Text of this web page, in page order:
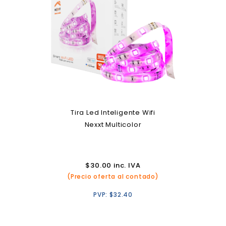
Tira Led Inteligente Wifi
Nexxt Multicolor
$30.00 inc. IVA
(Precio oferta al contado)
PVP:$32.40